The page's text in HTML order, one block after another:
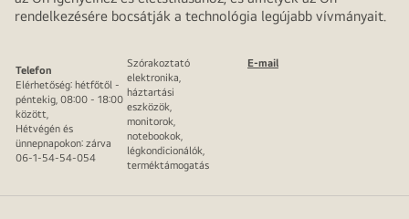
rendelkezésére bocsátják a technológia legújabb vívmányait.
Telefon
Elérhetőség: hétfőtől -
péntekig, 08:00 - 18:00
között,
Hétvégén és
ünnepnapokon: zárva
06-1-54-54-054
Szórakoztató
elektronika,
háztartási
eszközök,
monitorok,
notebookok,
légkondicionálók,
terméktámogatás
E-mail